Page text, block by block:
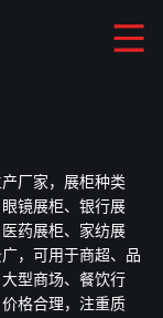
厂家，展柜种类
镜展柜、银行展
药展柜、家纺展
，可用于商超、品
型商场、餐饮行
格合理，注重质